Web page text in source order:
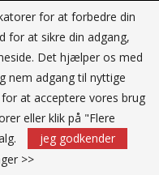
for at forbedre din
for at sikre din adgang,
Det hjælper os med
nem adgang til nyttige
at acceptere vores brug
eller klik på "Flere
jeg godkender
>>